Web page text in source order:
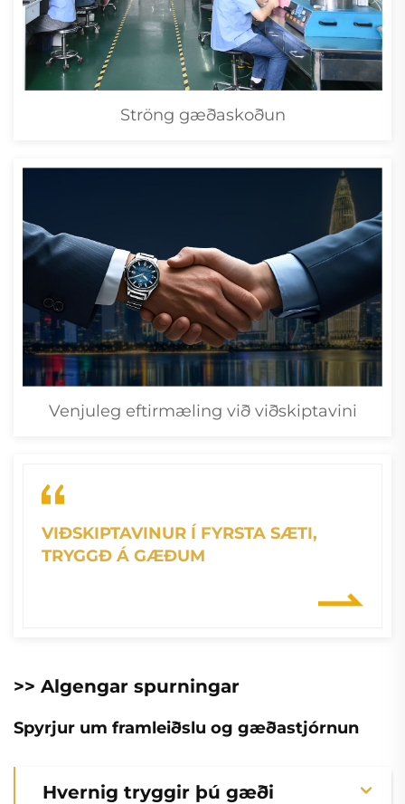
Ströng gæðaskoðun
Venjuleg eftirmæling við viðskiptavini
VIÐSKIPTAVINUR Í FYRSTA SÆTI,
TRYGGÐ Á GÆÐUM
>> Algengar spurningar
Spyrjur um framleiðslu og gæðastjórnun
Hvernig tryggir þú gæði